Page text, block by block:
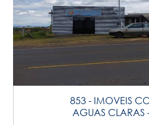
853 - IMOVEIS
AGUAS